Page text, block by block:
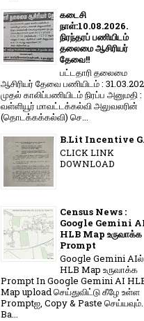
கடைசி
நாள்:10.08.2026.
நிரந்தரப் பணியிடம்
தலைமை ஆசிரியர்
தேவை!!
பட்டதாரி தலைமை
ஆசிரியர் தேவை பணியிடம் :
முதல் காலிப்பணியிடம் நிரப்ப அனுமதி :
வள்ளியூர் மாவட்டக்கல்வி அலுவலரின்
(தொடக்கக்கல்வி) செ...
B.Lit Incentive
CLICK LINK
DOWNLOAD
Census News :
Google Gemini
HLB Map உருவாக்க
Prompt
Google Gemini AIல்
HLB Map உருவாக்க
Prompt In Google Gemini AI
Map upload செய்துவிட்டு கீழே உள்ள
Promptஐ, Copy & Paste செய்யவும்.
Ba...